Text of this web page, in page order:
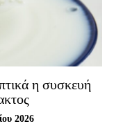
η συσκευή
2026